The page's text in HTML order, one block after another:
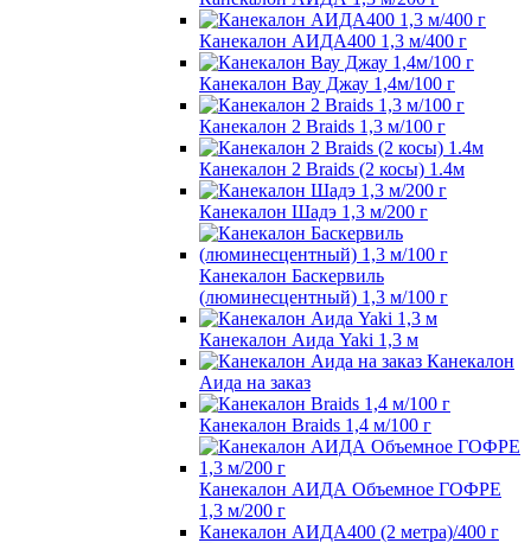
Канекалон АИДА400 1,3 м/400 г
Канекалон Вау Джау 1,4м/100 г
Канекалон 2 Braids 1,3 м/100 г
Канекалон 2 Braids (2 косы) 1.4м
Канекалон Шадэ 1,3 м/200 г
Канекалон Баскервиль
(люминесцентный) 1,3 м/100 г
Канекалон Аида Yaki 1,3 м
Канекалон
Аида на заказ
Канекалон Braids 1,4 м/100 г
Канекалон АИДА Объемное ГОФРЕ
1,3 м/200 г
Канекалон АИДА400 (2 метра)/400 г